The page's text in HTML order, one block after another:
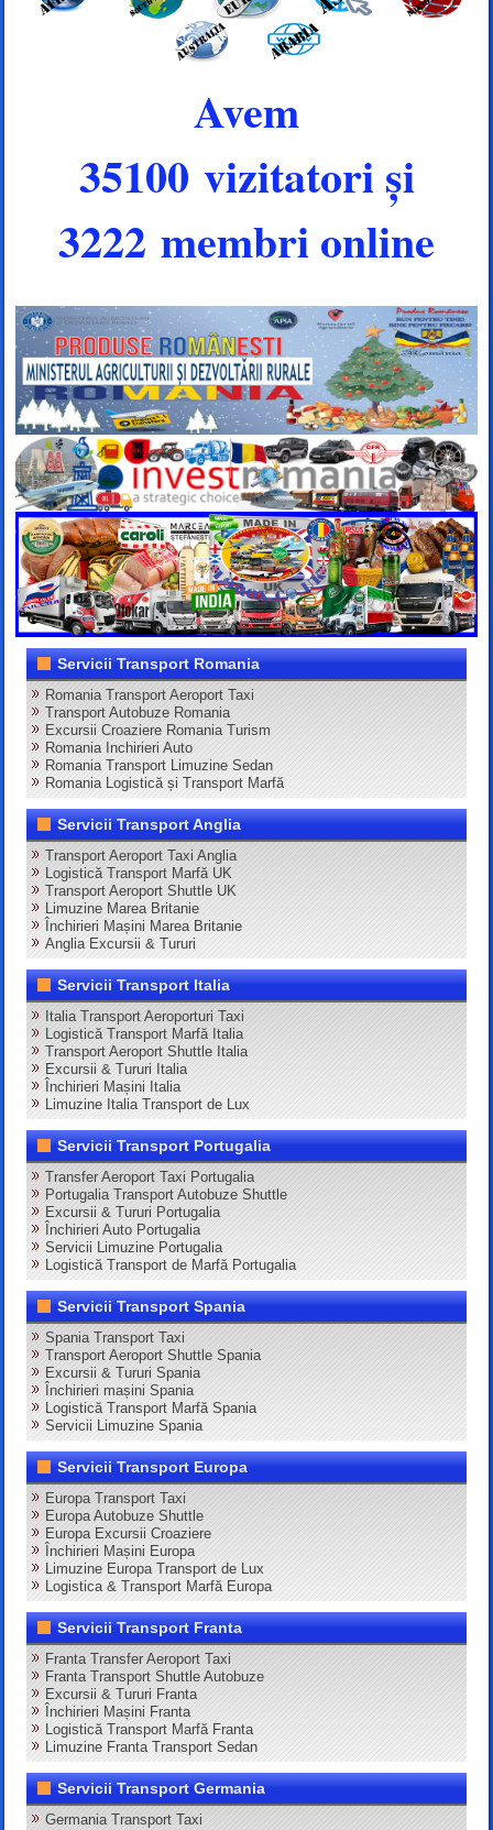
Avem
35100 vizitatori și
3222 membri online
Servicii Transport Romania
Romania Transport Aeroport Taxi
Transport Autobuze Romania
Excursii Croaziere Romania Turism
Romania Inchirieri Auto
Romania Transport Limuzine Sedan
Romania Logistică și Transport Marfă
Servicii Transport Anglia
Transport Aeroport Taxi Anglia
Logistică Transport Marfă UK
Transport Aeroport Shuttle UK
Limuzine Marea Britanie
Închirieri Mașini Marea Britanie
Anglia Excursii & Tururi
Servicii Transport Italia
Italia Transport Aeroporturi Taxi
Logistică Transport Marfă Italia
Transport Aeroport Shuttle Italia
Excursii & Tururi Italia
Închirieri Mașini Italia
Limuzine Italia Transport de Lux
Servicii Transport Portugalia
Transfer Aeroport Taxi Portugalia
Portugalia Transport Autobuze Shuttle
Excursii & Tururi Portugalia
Închirieri Auto Portugalia
Servicii Limuzine Portugalia
Logistică Transport de Marfă Portugalia
Servicii Transport Spania
Spania Transport Taxi
Transport Aeroport Shuttle Spania
Excursii & Tururi Spania
Închirieri mașini Spania
Logistică Transport Marfă Spania
Servicii Limuzine Spania
Servicii Transport Europa
Europa Transport Taxi
Europa Autobuze Shuttle
Europa Excursii Croaziere
Închirieri Mașini Europa
Limuzine Europa Transport de Lux
Logistica & Transport Marfă Europa
Servicii Transport Franta
Franta Transfer Aeroport Taxi
Franta Transport Shuttle Autobuze
Excursii & Tururi Franta
Închirieri Mașini Franta
Logistică Transport Marfă Franta
Limuzine Franta Transport Sedan
Servicii Transport Germania
Germania Transport Taxi